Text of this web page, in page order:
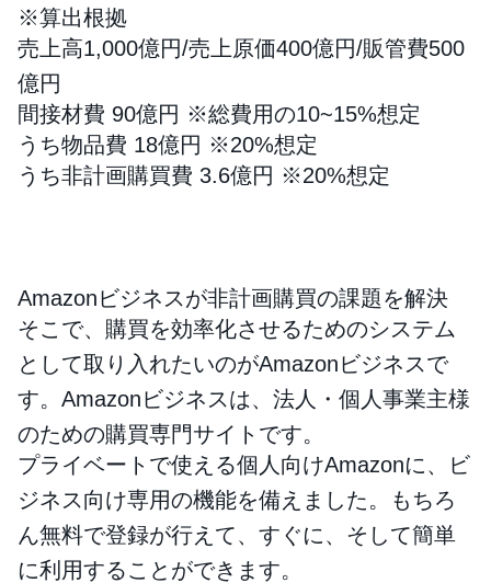
※算出根拠
売上高1,000億円/売上原価400億円/販管費500
億円
間接材費 90億円 ※総費用の10~15%想定
うち物品費 18億円 ※20%想定
うち非計画購買費 3.6億円 ※20%想定
Amazonビジネスが非計画購買の課題を解決
そこで、購買を効率化させるためのシステム
として取り入れたいのがAmazonビジネスで
す。Amazonビジネスは、法人・個人事業主様
のための購買専門サイトです。
プライベートで使える個人向けAmazonに、ビ
ジネス向け専用の機能を備えました。もちろ
ん無料で登録が行えて、すぐに、そして簡単
に利用することができます。